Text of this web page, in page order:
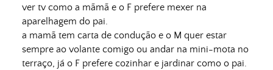
ver tv como a mãmã e o F prefere mexer na
aparelhagem do pai.
a mamã tem carta de condução e o M quer estar
sempre ao volante comigo ou andar na mini-mota no
terraço, já o F prefere cozinhar e jardinar como o pai.